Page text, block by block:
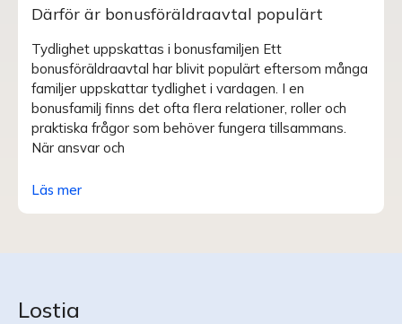
Därför är bonusföräldraavtal populärt
Tydlighet uppskattas i bonusfamiljen Ett
bonusföräldraavtal har blivit populärt eftersom många
familjer uppskattar tydlighet i vardagen. I en
bonusfamilj finns det ofta flera relationer, roller och
praktiska frågor som behöver fungera tillsammans.
När ansvar och
Läs mer
Lostia